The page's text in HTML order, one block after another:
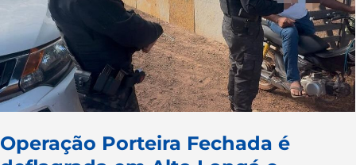
Operação Porteira Fechada é